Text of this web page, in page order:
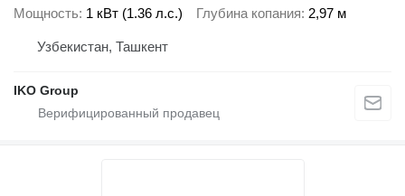
Мощность 1 кВт (1.36 л.с.) Глубина копания 2,97 м
Узбекистан, Ташкент
IKO Group